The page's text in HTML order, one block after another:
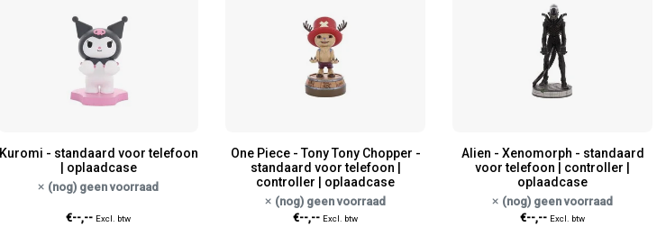
Kuromi - standaard voor telefoon
| oplaadcase
(nog) geen voorraad
€--,-- Excl. btw
One Piece - Tony Tony Chopper -
standaard voor telefoon |
controller | oplaadcase
(nog) geen voorraad
€--,-- Excl. btw
Alien - Xenomorph - standaard
voor telefoon | controller |
oplaadcase
(nog) geen voorraad
€--,-- Excl. btw